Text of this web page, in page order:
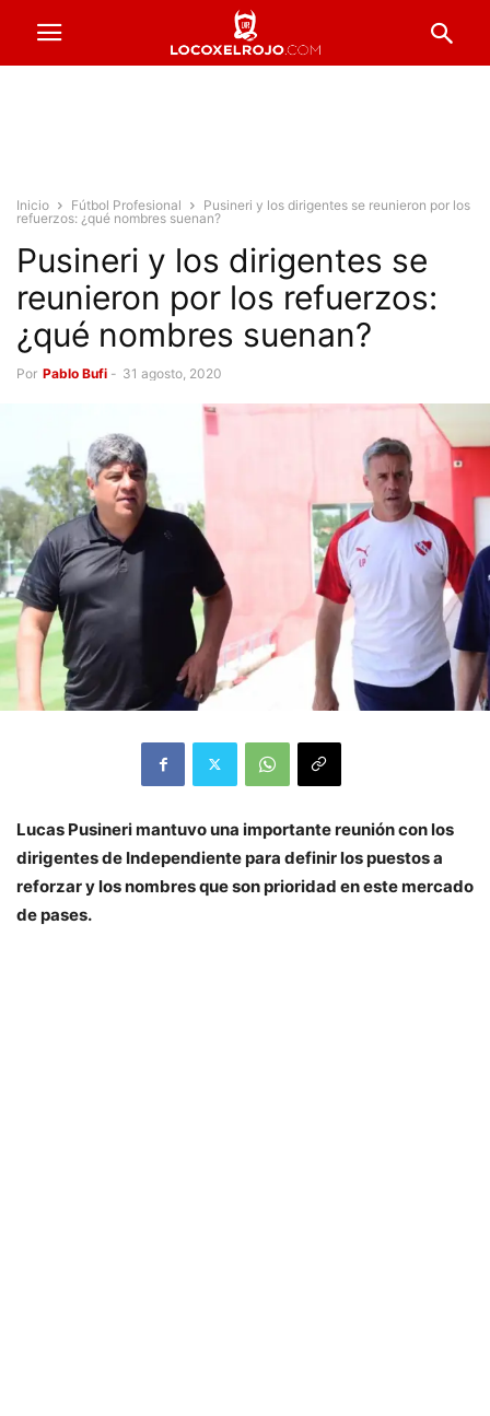
Inicio Fútbol Profesional
Pusineri y los dirigentes se reunieron por los
refuerzos: ¿qué nombres suenan?
Pusineri y los dirigentes se
reunieron por los refuerzos:
¿qué nombres suenan?
Por Pablo Bufi - 31 agosto, 2020
Lucas Pusineri mantuvo una importante reunión con los
dirigentes de Independiente para definir los puestos a
reforzar y los nombres que son prioridad en este mercado
de pases.